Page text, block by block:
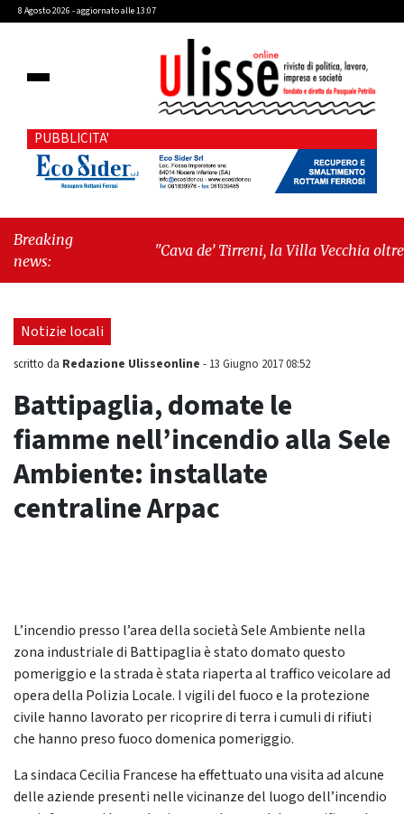
8 Agosto 2026 - aggiornato alle 13:07
PUBBLICITA'
Breaking
news:
"Cava de’ Tirreni, la Villa Vecchia oltre i
Notizie locali
scritto da Redazione Ulisseonline - 13 Giugno 2017 08:52
Battipaglia, domate le
fiamme nell’incendio alla Sele
Ambiente: installate
centraline Arpac
L’incendio presso l’area della società Sele Ambiente nella
zona industriale di Battipaglia è stato domato questo
pomeriggio e la strada è stata riaperta al traffico veicolare ad
opera della Polizia Locale. I vigili del fuoco e la protezione
civile hanno lavorato per ricoprire di terra i cumuli di rifiuti
che hanno preso fuoco domenica pomeriggio.
La sindaca Cecilia Francese ha effettuato una visita ad alcune
delle aziende presenti nelle vicinanze del luogo dell’incendio